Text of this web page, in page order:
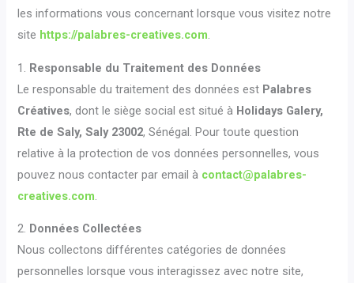
les informations vous concernant lorsque vous visitez notre
site https://palabres-creatives.com.
1. Responsable du Traitement des Données
Le responsable du traitement des données est Palabres
Créatives, dont le siège social est situé à Holidays Galery,
Rte de Saly, Saly 23002, Sénégal. Pour toute question
relative à la protection de vos données personnelles, vous
pouvez nous contacter par email à contact@palabres-
creatives.com
2. Données Collectées
Nous collectons différentes catégories de données
personnelles lorsque vous interagissez avec notre site,